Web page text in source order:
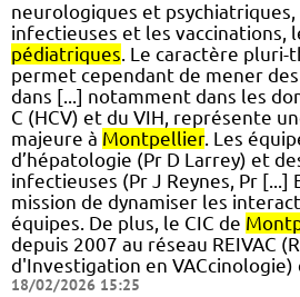
neurologiques et psychiatriques,
infectieuses et les vaccinations,
pédiatriques. Le caractère pluri-
permet cependant de mener
dans [...] notamment dans les
C (HCV) et du VIH, représente
majeure à Montpellier. Les
d’hépatologie (Pr D Larrey) et
infectieuses (Pr J Reynes, Pr [...]
mission de dynamiser les
équipes. De plus, le CIC de
depuis 2007 au réseau REIVAC
d'Investigation en VACcinologie)
18/02/2026 15:25